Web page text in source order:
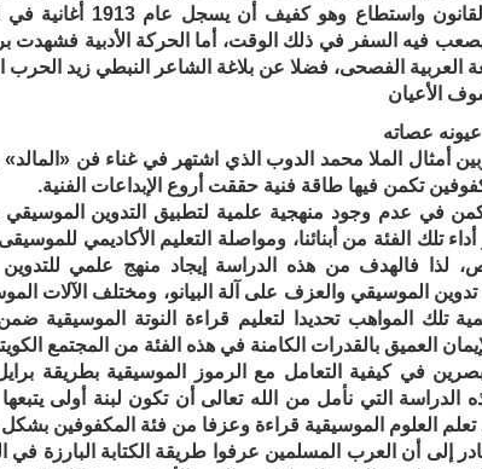
يصعب فيه السفر في ذلك الوقت، أما الحركة الأدبية
العربية الفصحى، فضلا عن بلاغة الشاعر النبطي زيد
شوف الأعيان
عصاته
أمثال الملا محمد الدوب الذي اشتهر في غناء فن «المالد»
تكمن فيها طاقة فنية حققت أروع الإبداعات الفنية.
في عدم وجود منهجية علمية لتطبيق التدوين الموسيقي
تلك الفئة من أبنائنا، ومواصلة التعليم الأكاديمي
لذا فالهدف من هذه الدراسة إيجاد منهج علمي
تدوين الموسيقي والعزف على آلة البيانو، ومختلف الآلات
تلك المواهب تحديدا لتعليم قراءة النوتة الموسيقية
العميق بالقدرات الكامنة في هذه الفئة من المجتمع
في كيفية التعامل مع الرموز الموسيقية بطريقة برايل
التي نأمل من الله تعالى أن تكون لبنة أولى
العلوم الموسيقية قراءة وعزفا من فئة المكفوفين
إلى أن العرب المسلمين عرفوا طريقة الكتابة البارزة في